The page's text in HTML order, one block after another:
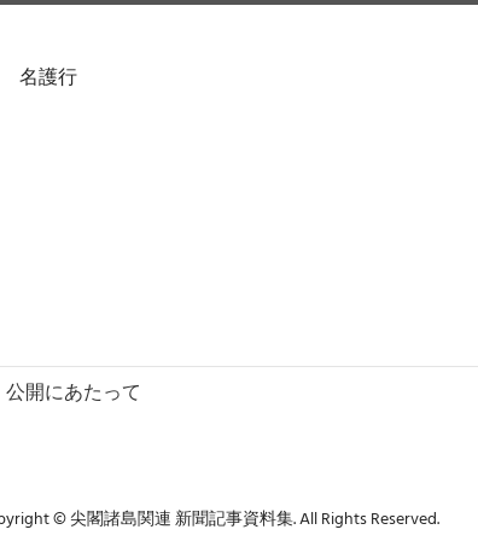
名護行
公開にあたって
© 尖閣諸島関連 新聞記事資料集. All Rights Reserved.